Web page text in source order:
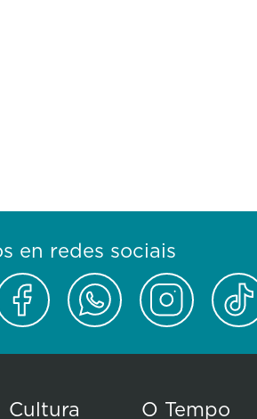
en redes sociais
Cultura O Tempo